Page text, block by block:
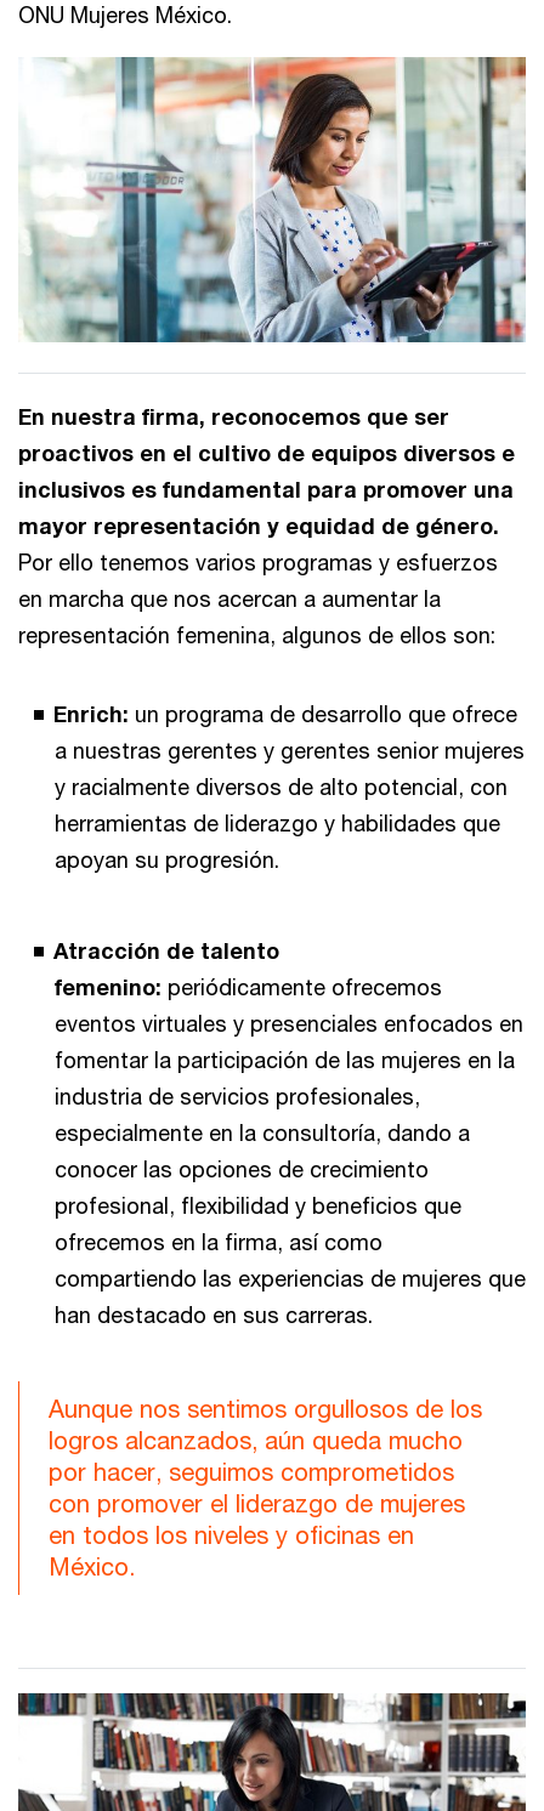
ONU Mujeres México.
En nuestra firma, reconocemos que ser
proactivos en el cultivo de equipos diversos e
inclusivos es fundamental para promover una
mayor representación y equidad de género.
Por ello tenemos varios programas y esfuerzos
en marcha que nos acercan a aumentar la
representación femenina, algunos de ellos son:
Enrich: un programa de desarrollo que ofrece
a nuestras gerentes y gerentes senior mujeres
y racialmente diversos de alto potencial, con
herramientas de liderazgo y habilidades que
apoyan su progresión.
Atracción de talento
femenino: periódicamente ofrecemos
eventos virtuales y presenciales enfocados en
fomentar la participación de las mujeres en la
industria de servicios profesionales,
especialmente en la consultoría, dando a
conocer las opciones de crecimiento
profesional, flexibilidad y beneficios que
ofrecemos en la firma, así como
compartiendo las experiencias de mujeres que
han destacado en sus carreras.
Aunque nos sentimos orgullosos de los
logros alcanzados, aún queda mucho
por hacer, seguimos comprometidos
con promover el liderazgo de mujeres
en todos los niveles y oficinas en
México.